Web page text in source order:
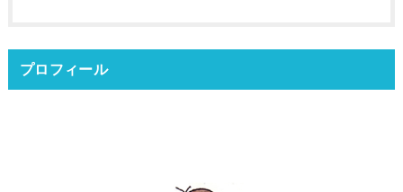
プロフィール